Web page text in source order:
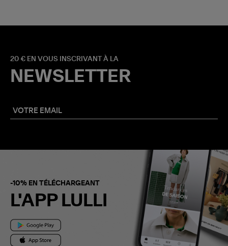
20 € EN VOUS INSCRIVANT À LA
NEWSLETTER
-10% EN TÉLÉCHARGEANT
L'APP LULLI